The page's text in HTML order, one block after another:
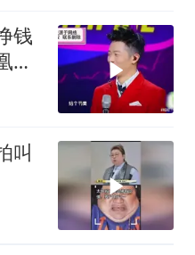
钱
传
叫